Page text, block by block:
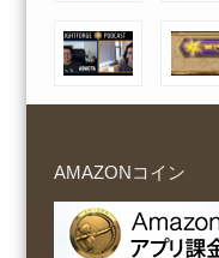
AMAZONコイン